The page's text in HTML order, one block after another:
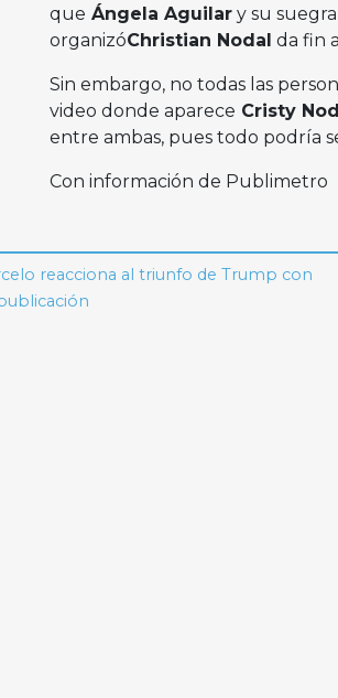
que Ángela Aguilary su
organizóChristian Nodal da fin
Sin embargo, no todas las
video donde aparece Cristy
entre ambas, pues todo podría
Con información de Publimetro
reacciona al triunfo de Trump con